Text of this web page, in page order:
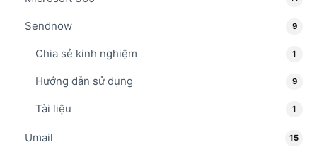
Sendnow 9
Chia sẻ kinh nghiệm 1
Hướng dẫn sử dụng 9
Tài liệu 1
Umail 15